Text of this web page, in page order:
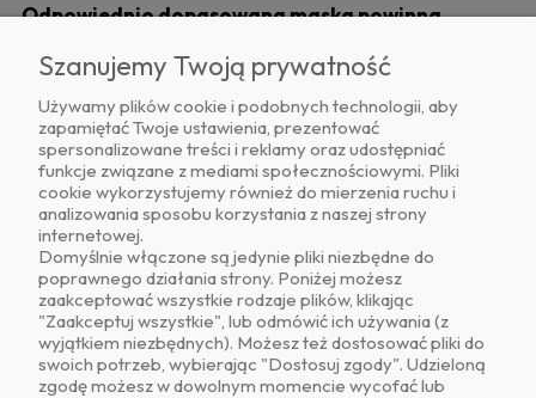
Odpowiednio dopasowana maska powinna
koniowi swobodę podczas codziennego
użytkowania, dlatego warto zwrócić uwagę na jakość
materiałów i system regulacji.
Maski przeciw owadom bardzo często stanowią
podstawowe wyposażenie używane wiosną i latem,
szczególnie u koni przebywających długo na pastwisku.
Pomagają ograniczyć rozdrażnienie spowodowane
obecnością owadów i wspierają spokojniejszy odpoczynek
na padoku.
Szanujemy Twoją prywatność
Używamy plików cookie i podobnych technologii, aby
zapamiętać Twoje ustawienia, prezentować
spersonalizowane treści i reklamy oraz udostępniać
funkcje związane z mediami społecznościowymi. Pliki
cookie wykorzystujemy również do mierzenia ruchu i
analizowania sposobu korzystania z naszej strony
internetowej.
Domyślnie włączone są jedynie pliki niezbędne do
poprawnego działania strony. Poniżej możesz
zaakceptować wszystkie rodzaje plików, klikając
"Zaakceptuj wszystkie", lub odmówić ich używania (z
wyjątkiem niezbędnych). Możesz też dostosować pliki do
swoich potrzeb, wybierając "Dostosuj zgody". Udzieloną
zgodę możesz w dowolnym momencie wycofać lub